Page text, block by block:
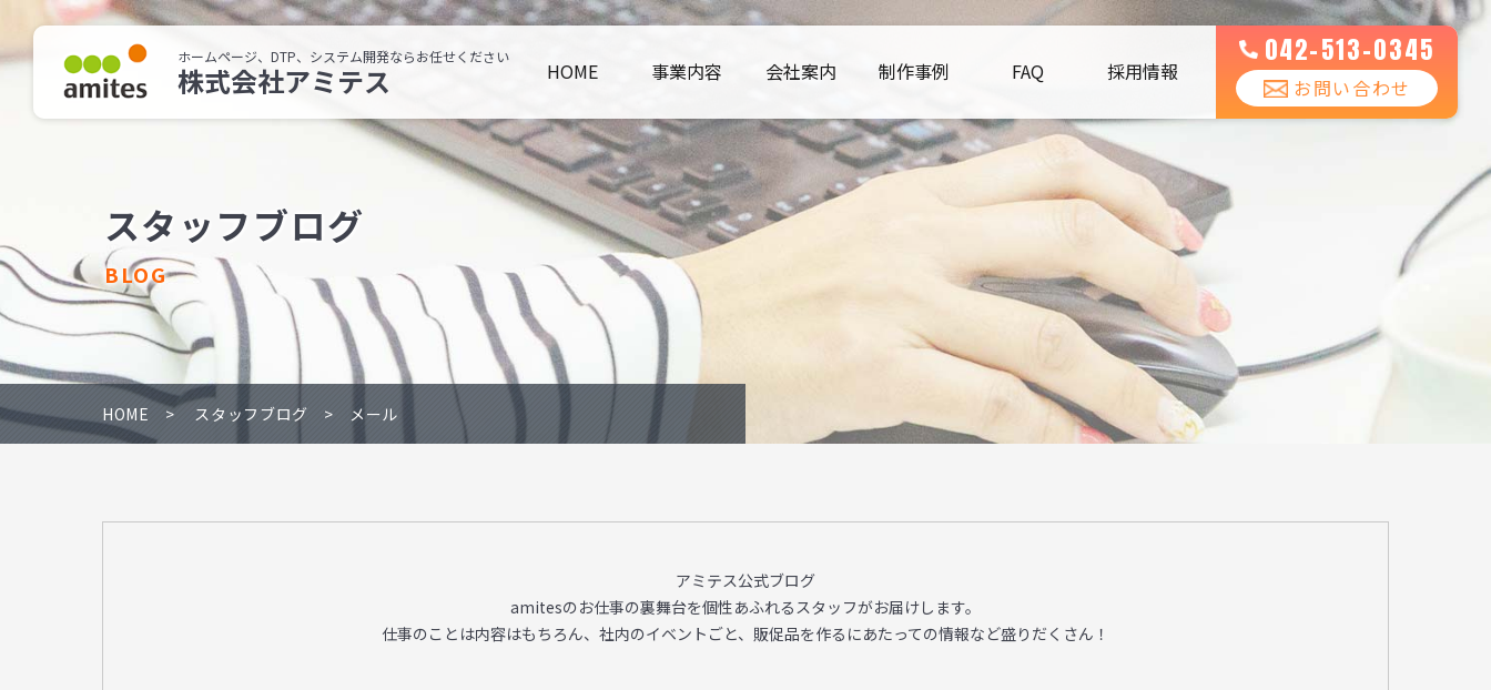
ホームページ、DTP、システム開発ならお任せください
株式会社アミテス HOME 事業内容 会社案内 制作事例 FAQ 採用情報
042-513-0345
お問い合わせ
スタッフブログ
BLOG
HOME スタッフブログ メール
アミテス公式ブログ
amitesのお仕事の裏舞台を個性あふれるスタッフがお届けします。
仕事のことは内容はもちろん、 社内のイベントごと、販促品を作るにあたっての情報など盛りだくさん！